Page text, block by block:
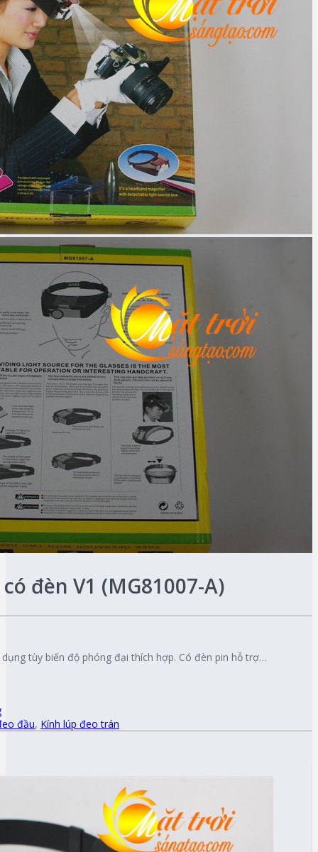
đèn V1 (MG81007-A)
tùy biến độ phóng đại thích hợp. Có đèn pin hỗ trợ…
đầu, Kính lúp đeo trán